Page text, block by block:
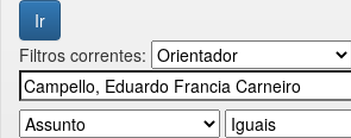
Filtros correntes: